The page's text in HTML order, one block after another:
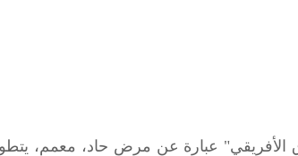
عبارة عن مرض حاد، معمم،